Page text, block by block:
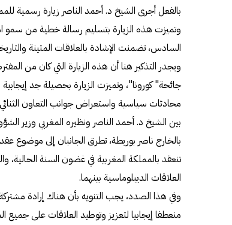
وتميزت هذه الزيارة بتسليم رسالة خطية من سمو
السادس، تضمنت الإشادة بالعلاقات المتينة
ويجدر التذكير هنا أن هذه الزيارة التي كان من
جائحة" كورونا"، وتميزت الزيارة بحصيلة جد
محادثات سياسية واستعراض جوانب التعاون الثنائي
بين الشيخ د. أحمد الناصر ونظيره المغربي وزير
بالخارج ناصر بوريطة، تطرق الجانبان إلى موضوع عقد
العلاقات الديبلوماسية بينهما.
وفي هذا الصدد، يجب التنويه بأن هناك إرادة
منعطفا إيجابيا لتعزيز وتوطيد العلاقات على